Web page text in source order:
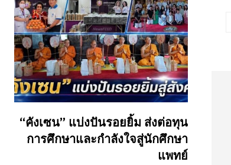
“คังเซน” แบ่งปันรอยยิ้ม ส่งต่อทุน
การศึกษาและกำลังใจสู่นักศึกษา
แพทย์